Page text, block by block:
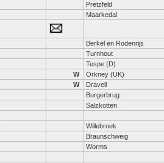
Pretzfeld
Maarkedal
Berkel en Rodenrijs
Turnhout
Tespe (D)
W Orkney (UK)
W Draveil
Burgerbrug
Salzkotten
Willebroek
Braunschweig
Worms